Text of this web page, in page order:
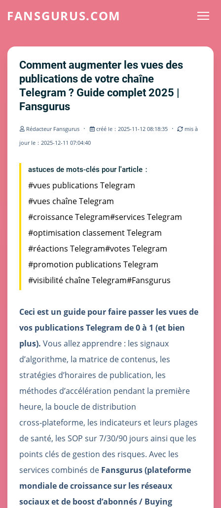
FANSGURUS.COM
Comment augmenter les vues des
publications de votre chaîne
Telegram ? Guide complet 2025 |
Fansgurus
Rédacteur Fansgurus · créé le：2025-11-12 08:18:35 ·
mis à
jour le：2025-12-11 07:04:40
astuces de mots-clés pour l'article：
#vues publications Telegram
#vues chaîne Telegram
#croissance Telegram#services Telegram
#optimisation classement Telegram
#réactions Telegram#votes Telegram
#promotion publications Telegram
#visibilité chaîne Telegram#Fansgurus
Ceci est un guide pour faire passer les vues de
vos publications Telegram de 0 à 1 (et bien
plus). Vous allez apprendre : les signaux
d’algorithme, la matrice de contenus, les
stratégies d’horaires de publication, les
méthodes d’accélération pendant la première
heure, la boucle de distribution
cross‑plateforme, les indicateurs et leurs plages
de santé, les SOP sur 7/30/90 jours ainsi que les
points clés de gestion des risques. Avec les
services combinés de Fansgurus (plateforme
mondiale de croissance sur les réseaux
sociauxet de boost d’abonnés/ Buying